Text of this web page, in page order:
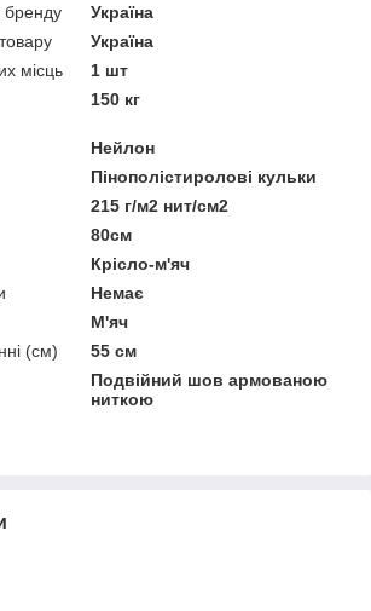
бренду
Україна
Україна
місць
1 шт
150 кг
Нейлон
Пінополістиролові кульки
215 г/м2 нит/см2
80см
Крісло-м'яч
Немає
М'яч
(см)
55 см
Подвійний шов армованою
ниткою